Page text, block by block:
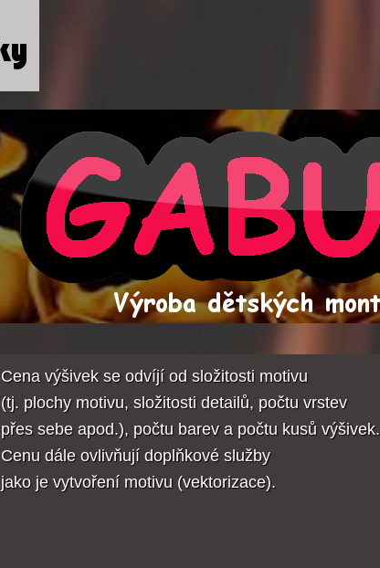
Cena výšivek se odvíjí od složitosti motivu
(tj. plochy motivu, složitosti detailů, počtu vrstev
přes sebe apod.), počtu barev a počtu kusů výšivek.
Cenu dále ovlivňují doplňkové služby
jako je vytvoření motivu (vektorizace).